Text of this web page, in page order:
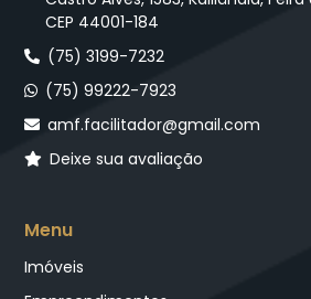
CEP 44001-184
(75) 3199-7232
(75) 99222-7923
amf.facilitador@gmail.com
Deixe sua avaliação
Menu
Imóveis